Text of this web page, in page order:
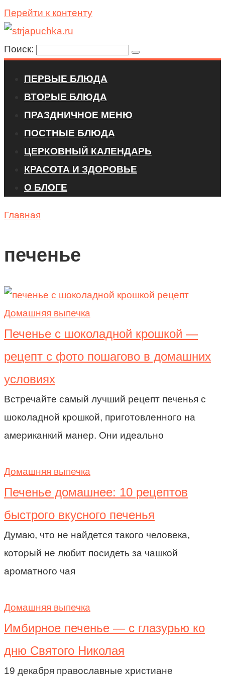
Перейти к контенту
Поиск:
ПЕРВЫЕ БЛЮДА
ВТОРЫЕ БЛЮДА
ПРАЗДНИЧНОЕ МЕНЮ
ПОСТНЫЕ БЛЮДА
ЦЕРКОВНЫЙ КАЛЕНДАРЬ
КРАСОТА И ЗДОРОВЬЕ
О БЛОГЕ
Главная
печенье
Домашняя выпечка
Печенье с шоколадной крошкой —
рецепт с фото пошагово в домашних
условиях
Встречайте самый лучший рецепт печенья с
шоколадной крошкой, приготовленного на
американкий манер. Они идеально
Домашняя выпечка
Печенье домашнее: 10 рецептов
быстрого вкусного печенья
Думаю, что не найдется такого человека,
который не любит посидеть за чашкой
ароматного чая
Домашняя выпечка
Имбирное печенье — с глазурью ко
дню Святого Николая
19 декабря православные христиане